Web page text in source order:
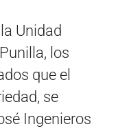
Unidad
los
que el
se
Ingenieros